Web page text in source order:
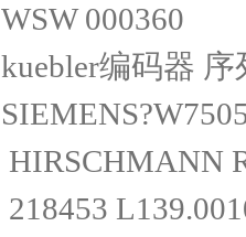
WSW
kuebler编码器
218453